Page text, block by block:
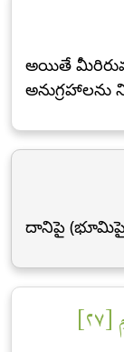
అయితే
అనుగ్రహాలను
దానిపై (భూమిపై)